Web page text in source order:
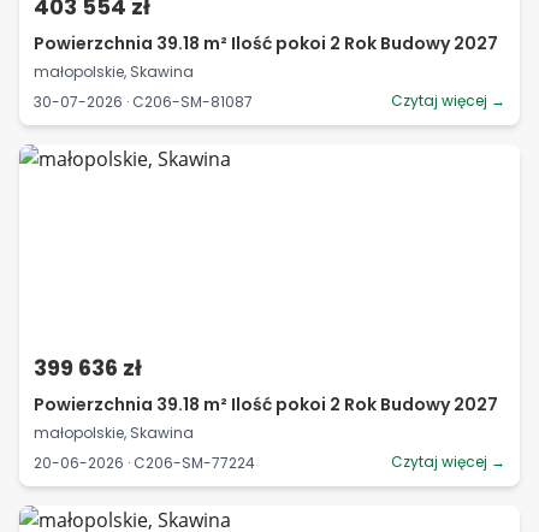
403 554 zł
Powierzchnia 39.18 m² Ilość pokoi 2 Rok Budowy 2027
małopolskie, Skawina
30-07-2026 · C206-SM-81087
Czytaj więcej →
399 636 zł
Powierzchnia 39.18 m² Ilość pokoi 2 Rok Budowy 2027
małopolskie, Skawina
20-06-2026 · C206-SM-77224
Czytaj więcej →